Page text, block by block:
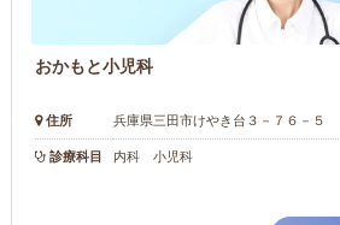
おかもと小児科
住所 兵庫県三田市けやき台３－７６－５
診療科目 内科 小児科